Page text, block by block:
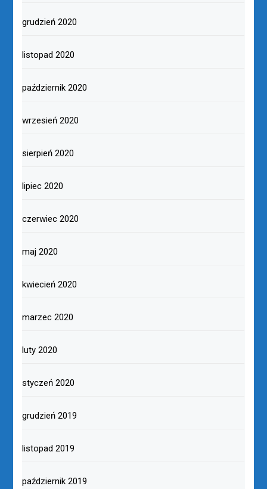
grudzień 2020
listopad 2020
październik 2020
wrzesień 2020
sierpień 2020
lipiec 2020
czerwiec 2020
maj 2020
kwiecień 2020
marzec 2020
luty 2020
styczeń 2020
grudzień 2019
listopad 2019
październik 2019